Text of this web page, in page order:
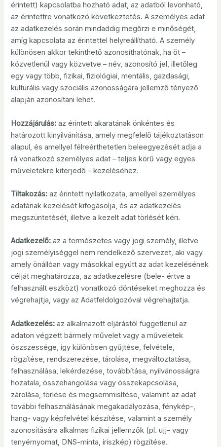
érintett) kapcsolatba hozható adat, az adatból levonható,
az érintettre vonatkozó következtetés. A személyes adat
az adatkezelés során mindaddig megőrzi e minőségét,
amíg kapcsolata az érintettel helyreállítható. A személy
különösen akkor tekinthető azonosíthatónak, ha őt –
közvetlenül vagy közvetve – név, azonosító jel, illetőleg
egy vagy több, fizikai, fiziológiai, mentális, gazdasági,
kulturális vagy szociális azonosságára jellemző tényező
alapján azonosítani lehet.
Hozzájárulás: az érintett akaratának önkéntes és
határozott kinyilvánítása, amely megfelelő tájékoztatáson
alapul, és amellyel félreérthetetlen beleegyezését adja a
rá vonatkozó személyes adat – teljes körű vagy egyes
műveletekre kiterjedő – kezeléséhez.
Tiltakozás: az érintett nyilatkozata, amellyel személyes
adatának kezelését kifogásolja, és az adatkezelés
megszüntetését, illetve a kezelt adat törlését kéri.
Adatkezelő: az a természetes vagy jogi személy, illetve
jogi személyiséggel nem rendelkező szervezet, aki vagy
amely önállóan vagy másokkal együtt az adat kezelésének
célját meghatározza, az adatkezelésre (bele- értve a
felhasznált eszközt) vonatkozó döntéseket meghozza és
végrehajtja, vagy az Adatfeldolgozóval végrehajtatja.
Adatkezelés: az alkalmazott eljárástól függetlenül az
adaton végzett bármely művelet vagy a műveletek
öszszessége, így különösen gyűjtése, felvétele,
rögzítése, rendszerezése, tárolása, megváltoztatása,
felhasználása, lekérdezése, továbbítása, nyilvánosságra
hozatala, összehangolása vagy összekapcsolása,
zárolása, törlése és megsemmisítése, valamint az adat
további felhasználásának megakadályozása, fénykép-,
hang- vagy képfelvétel készítése, valamint a személy
azonosítására alkalmas fizikai jellemzők (pl. ujj- vagy
tenyérnyomat, DNS-minta, íriszkép) rögzítése.